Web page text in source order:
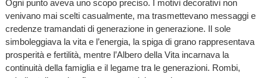
Ogni punto aveva uno scopo preciso. I motivi decorativi non
venivano mai scelti casualmente, ma trasmettevano messaggi e
credenze tramandati di generazione in generazione. Il sole
simboleggiava la vita e l’energia, la spiga di grano rappresentava
prosperità e fertilità, mentre l’Albero della Vita incarnava la
continuità della famiglia e il legame tra le generazioni. Rombi,